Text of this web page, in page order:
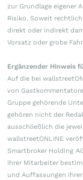
zur Grundlage eigener
Risiko. Soweit
direkt oder indirekt
Vorsatz oder grobe
Ergänzender Hinweis
Auf die bei
von
Gruppe gehörende
gehören nicht der
ausschließlich die
wallstreetONLINE
Smartbroker Holding
ihrer Mitarbeiter
und Auffassungen